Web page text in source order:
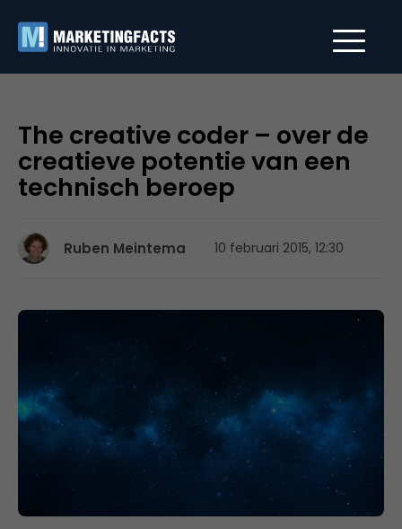
The creative coder – over de
creatieve potentie van een
technisch beroep
Ruben Meintema 10 februari 2015, 12:30